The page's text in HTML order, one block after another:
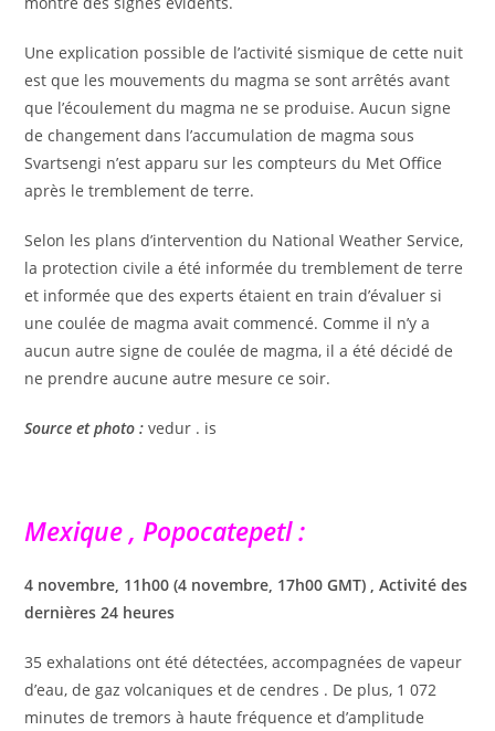
Une explication possible de l’activité sismique de cette nuit
est que les mouvements du magma se sont arrêtés avant
que l’écoulement du magma ne se produise. Aucun signe
de changement dans l’accumulation de magma sous
Svartsengi n’est apparu sur les compteurs du Met Office
après le tremblement de terre.
Selon les plans d’intervention du National Weather Service,
la protection civile a été informée du tremblement de terre
et informée que des experts étaient en train d’évaluer si
une coulée de magma avait commencé. Comme il n’y a
aucun autre signe de coulée de magma, il a été décidé de
ne prendre aucune autre mesure ce soir.
Source et photo : vedur . is
Mexique , Popocatepetl :
4 novembre, 11h00 (4 novembre, 17h00 GMT) , Activité des
dernières 24 heures
35 exhalations ont été détectées, accompagnées de vapeur
d’eau, de gaz volcaniques et de cendres . De plus, 1 072
minutes de tremors à haute fréquence et d’amplitude